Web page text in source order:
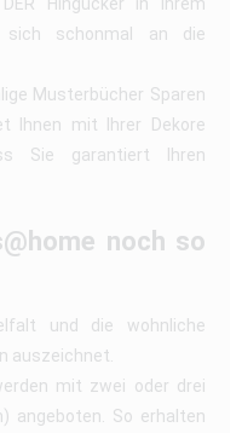
sich schonmal an die
Musterbücher Sparen
Ihnen mit Ihrer Dekore
Sie garantiert Ihren
noch so
und die wohnliche
auszeichnet.
mit zwei oder drei
angeboten. So erhalten